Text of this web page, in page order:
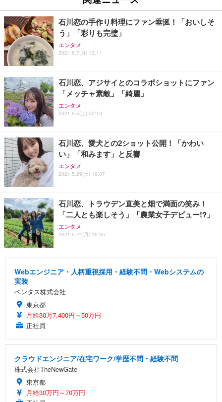
石川恋の手作り料理にファン垂涎！「おいしそ
う」「彩りも完璧」
エンタメ
2021.6.7(月) 13:11
石川恋、アジサイとのコラボショットにファン
「メッチャ素敵」「綺麗」
エンタメ
2021.6.5(土) 20:13
石川恋、愛犬との2ショット公開！「かわい
い」「和みます」と反響
エンタメ
2021.5.29(土) 16:07
石川恋、トラウデン直美と畑で満面の笑み！
「二人とも楽しそう」「農業女子デビュー!?」
エンタメ
2021.5.24(月) 16:35
Webエンジニア・人柄重視採用・経験不問・Webシステムの
実装
ベンタス株式会社
東京都
月給30万7,400円～50万円
正社員
クラウドエンジニア/在宅ワーク/学歴不問・経験不問
株式会社TheNewGate
東京都
月給30万円～70万円